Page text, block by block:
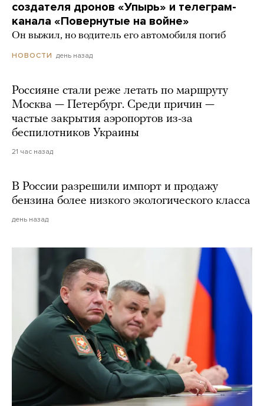
создателя дронов «Упырь» и телеграм-
канала «Повернутые на войне»
Он выжил, но водитель его автомобиля погиб
НОВОСТИ день назад
Россияне стали реже летать по маршруту
Москва — Петербург. Среди причин —
частые закрытия аэропортов из-за
беспилотников Украины
21 час назад
В России разрешили импорт и продажу
бензина более низкого экологического класса
день назад